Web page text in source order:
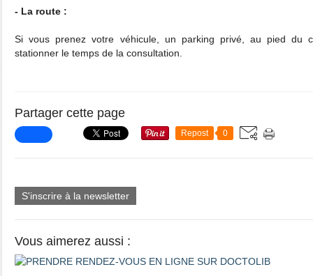
- La route :
Si vous prenez votre véhicule, un parking privé, au pied du
stationner le temps de la consultation.
Partager cette page
Repost 0
S'inscrire à la newsletter
Vous aimerez aussi :